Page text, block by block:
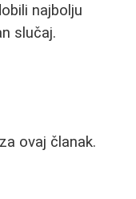
najbolju
slučaj.
ovaj članak.